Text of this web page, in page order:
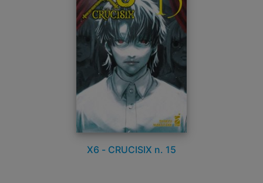
X6 - CRUCISIX n. 15